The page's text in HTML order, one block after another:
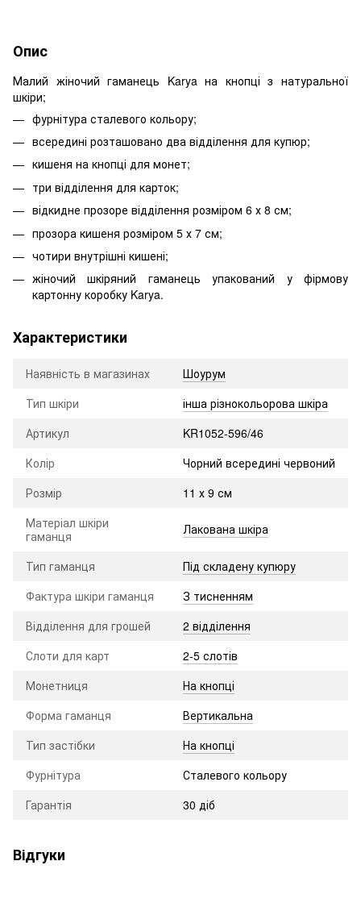
Опис
Малий жіночий гаманець Karya на кнопці з натуральної
шкіри;
фурнітура сталевого кольору;
всередині розташовано два відділення для купюр;
кишеня на кнопці для монет;
три відділення для карток;
відкидне прозоре відділення розміром 6 х 8 см;
прозора кишеня розміром 5 х 7 см;
чотири внутрішні кишені;
жіночий шкіряний гаманець упакований у фірмову
картонну коробку Karya.
Характеристики
Наявність в магазинах
Шоурум
Тип шкіри
інша різнокольорова шкіра
Артикул
KR1052-596/46
Колір
Чорний всередині червоний
Розмір
11 х 9 см
Матеріал шкіри
гаманця
Лакована шкіра
Тип гаманця
Під складену купюру
Фактура шкіри гаманця
З тисненням
Відділення для грошей
2 відділення
Слоти для карт
2-5 слотів
Монетниця
На кнопці
Форма гаманця
Вертикальна
Тип застібки
На кнопці
Фурнітура
Сталевого кольору
Гарантія
30 діб
Відгуки